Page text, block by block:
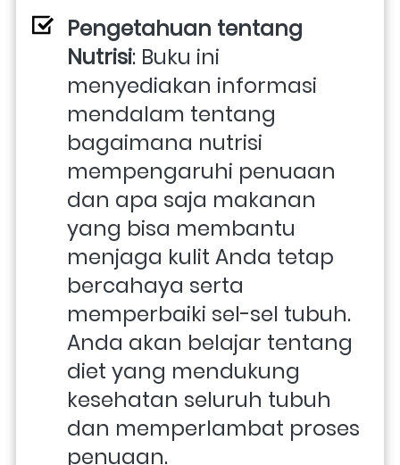
Pengetahuan tentang
Nutrisi: Buku ini
menyediakan informasi
mendalam tentang
bagaimana nutrisi
mempengaruhi penuaan
dan apa saja makanan
yang bisa membantu
menjaga kulit Anda tetap
bercahaya serta
memperbaiki sel-sel tubuh.
Anda akan belajar tentang
diet yang mendukung
kesehatan seluruh tubuh
dan memperlambat proses
penuaan.